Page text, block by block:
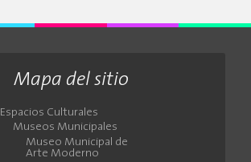
Mapa del sitio
Espacios Culturales
Museos Municipales
Museo Municipal de
Arte Moderno